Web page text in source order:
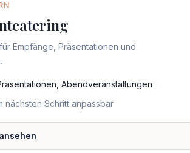
Empfänge, Präsentationen und
Abendveranstaltungen
nächsten Schritt anpassbar